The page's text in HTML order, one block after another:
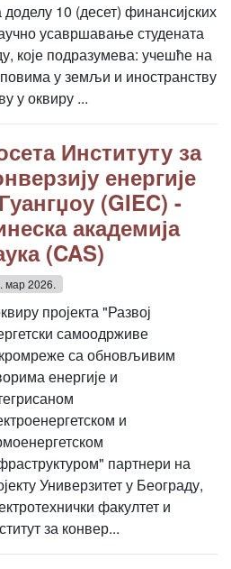
доделу 10 (десет) финансијских
усавршавање студената
које подразумева: учешће на
у земљи и иностранству
у оквиру ...
Институту за
енергије
(GIEC) -
академија
(CAS)
мар 2026.
пројекта "Развој
самоодрживе
са обновљивим
енергије и
и
партнери на
Универзитет у Београду,
факултет и
за конвер...